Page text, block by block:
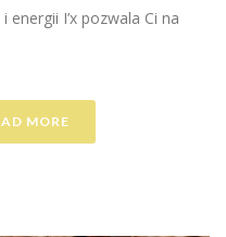
energii I’x pozwala Ci na
MORE